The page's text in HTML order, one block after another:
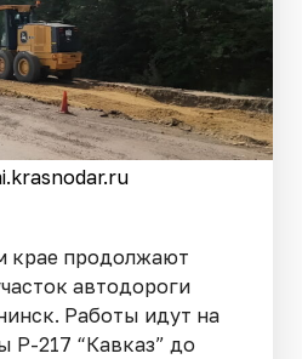
крае продолжают
автодороги
Работы идут на
Р-217 “Кавказ” до